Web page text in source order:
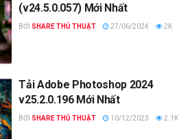
(v24.5.0.057) Mới Nhất
BỞI SHARE THỦ THUẬT 27/06/2024 2K
Tải Adobe Photoshop 2024
v25.2.0.196 Mới Nhất
BỞI SHARE THỦ THUẬT 10/12/2023 2.1K